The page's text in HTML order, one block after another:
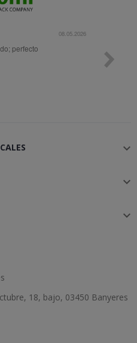
08.05.2026
perfecto



18, bajo, 03450 Banyeres